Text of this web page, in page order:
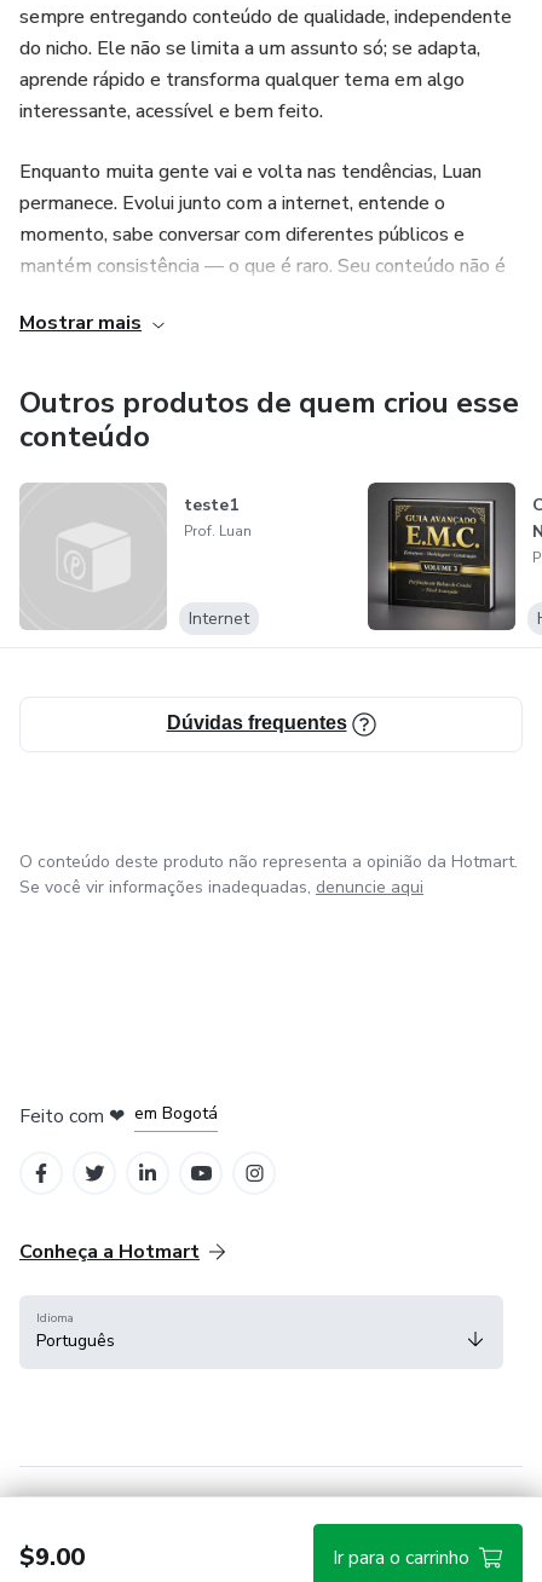
sempre entregando conteúdo de qualidade, independente
do nicho. Ele não se limita a um assunto só; se adapta,
aprende rápido e transforma qualquer tema em algo
interessante, acessível e bem feito.
Enquanto muita gente vai e volta nas tendências, Luan
permanece. Evolui junto com a internet, entende o
momento, sabe conversar com diferentes públicos e
mantém consistência — o que é raro. Seu conteúdo não é
só frequente, é constante.
Mais do que criador, ele é referência. Desde 2018
mostrando que presença digital de verdade não é sobre
hype, é sobre constância, qualidade e visão de futuro.
Mostrar mais
Outros produtos de quem criou esse
conteúdo
teste1
Prof. Luan
Internet
Dúvidas frequentes
$9.00 Ir para o carrinho
O conteúdo deste produto não representa a opinião da Hotmart.
Se você vir informações inadequadas, denuncie aqui
Feito com ❤ em Bogotá
Conheça a Hotmart
Idioma
Português